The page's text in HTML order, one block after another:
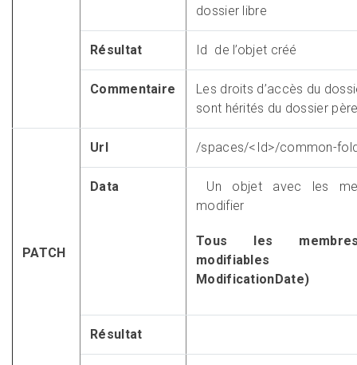
dossier libre
Résultat Id de l’objet créé
Commentaire
Les droits d’accès du
sont hérités du dossier
PATCH
Url /spaces/<Id>/common-
Data
Un objet avec les
modifier
Tous les
modifiables
ModificationDate)
Résultat